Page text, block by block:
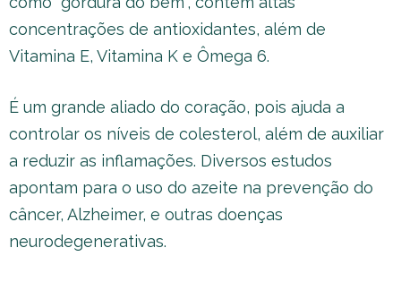
concentrações de antioxidantes, além de
Vitamina E, Vitamina K e Ômega 6.
É um grande aliado do coração, pois ajuda a
controlar os níveis de colesterol, além de auxiliar
a reduzir as inflamações. Diversos estudos
apontam para o uso do azeite na prevenção do
câncer, Alzheimer, e outras doenças
neurodegenerativas.